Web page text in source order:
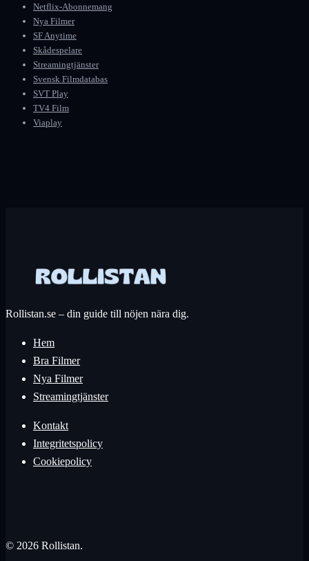
Netflix-Abonnemang
Nya Filmer
SF Anytime
Skådespelare
Streamingtjänster
Svensk Filmdatabas
SVT Play
TV4 Film
Viaplay
Rollistan.se – din guide till nöjen nära dig.
Hem
Bra Filmer
Nya Filmer
Streamingtjänster
Kontakt
Integritetspolicy
Cookiepolicy
© 2026 Rollistan.